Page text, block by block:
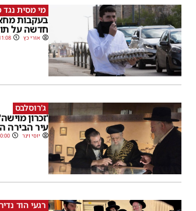
מי מסית נגד
בעקבות
חדשה על
אורי כץ
ג'רוסלבס
'זכרון
עיר הבירה
יוסי וינר
רגעי הוד